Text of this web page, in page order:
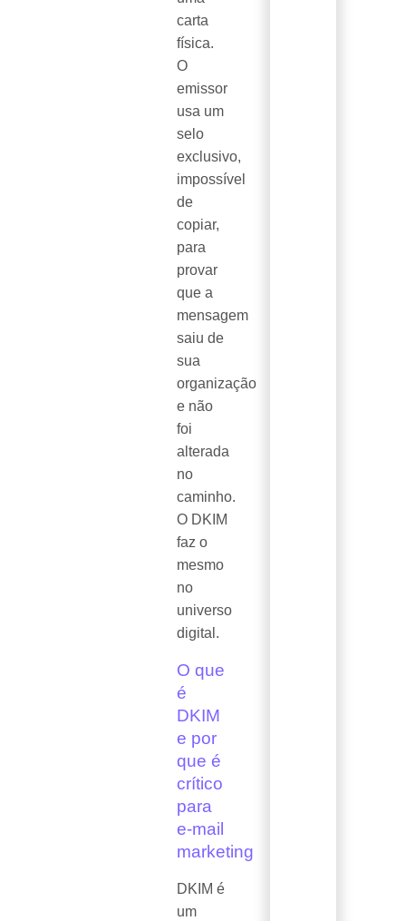
carta
física.
O
emissor
usa um
selo
exclusivo,
impossível
de
copiar,
para
provar
que a
mensagem
saiu de
sua
organização
e não
foi
alterada
no
caminho.
O DKIM
faz o
mesmo
no
universo
digital.
O que
é
DKIM
e por
que é
crítico
para
e-mail
marketing
DKIM é
um